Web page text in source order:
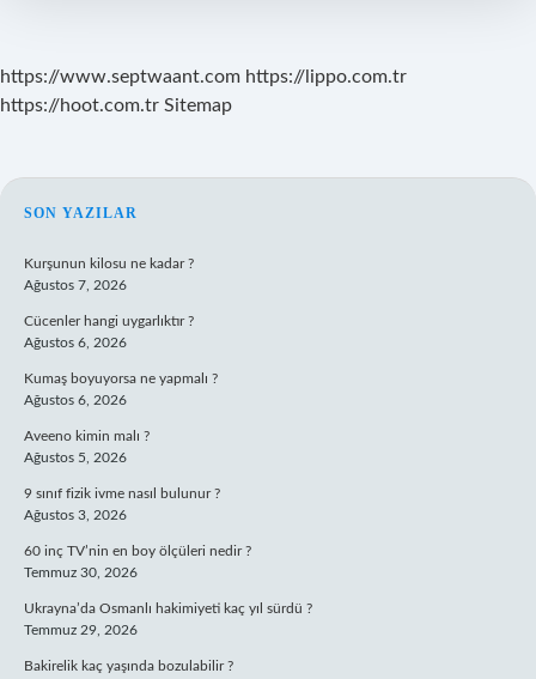
https://www.septwaant.com https://lippo.com.tr
https://hoot.com.tr Sitemap
SIDEBAR
SON YAZILAR
Kurşunun kilosu ne kadar ?
Ağustos 7, 2026
Cücenler hangi uygarlıktır ?
Ağustos 6, 2026
Kumaş boyuyorsa ne yapmalı ?
Ağustos 6, 2026
Aveeno kimin malı ?
Ağustos 5, 2026
9 sınıf fizik ivme nasıl bulunur ?
Ağustos 3, 2026
60 inç TV’nin en boy ölçüleri nedir ?
Temmuz 30, 2026
Ukrayna’da Osmanlı hakimiyeti kaç yıl sürdü ?
Temmuz 29, 2026
Bakirelik kaç yaşında bozulabilir ?